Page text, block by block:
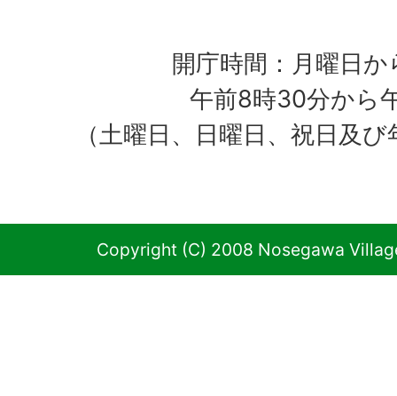
開庁時間：月曜日か
午前8時30分から
（土曜日、日曜日、祝日及
Copyright (C) 2008 Nosegawa